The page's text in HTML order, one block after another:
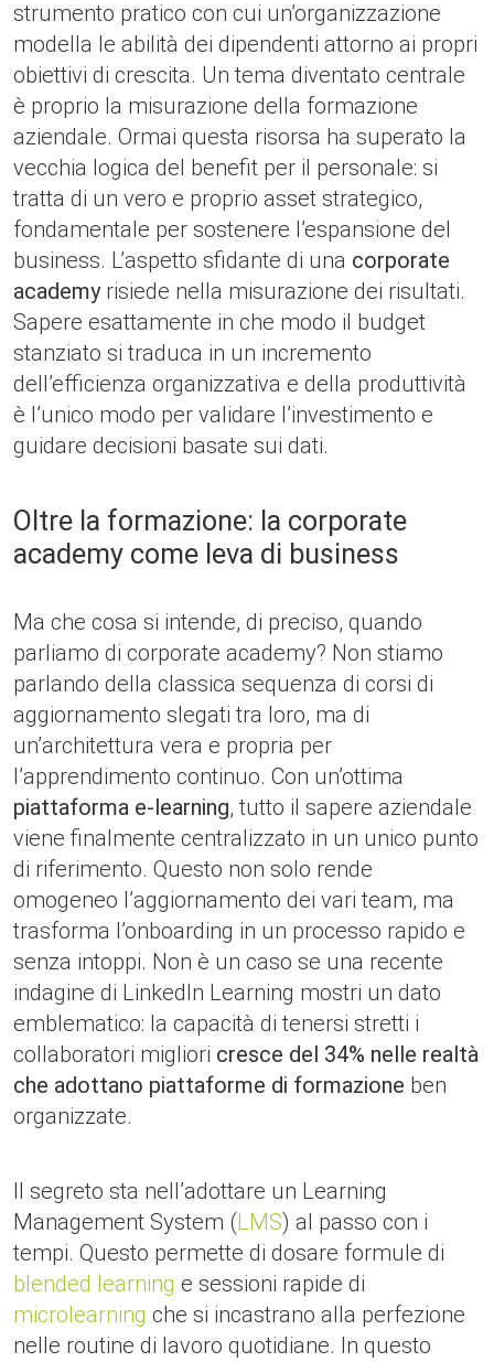
strumento pratico con cui un’organizzazione
modella le abilità dei dipendenti attorno ai propri
obiettivi di crescita. Un tema diventato centrale
è proprio la misurazione della formazione
aziendale. Ormai questa risorsa ha superato la
vecchia logica del benefit per il personale: si
tratta di un vero e proprio asset strategico,
fondamentale per sostenere l’espansione del
business. L’aspetto sfidante di una corporate
academyrisiede nella misurazione dei risultati.
Sapere esattamente in che modo il budget
stanziato si traduca in un incremento
dell’efficienza organizzativa e della produttività
è l’unico modo per validare l’investimento e
guidare decisioni basate sui dati.
Oltre la formazione: la corporate
academy come leva di business
Ma che cosa si intende, di preciso, quando
parliamo di corporate academy? Non stiamo
parlando della classica sequenza di corsi di
aggiornamento slegati tra loro, ma di
un’architettura vera e propria per
l’apprendimento continuo. Con un’ottima
piattaforma e-learning, tutto il sapere aziendale
viene finalmente centralizzato in un unico punto
di riferimento. Questo non solo rende
omogeneo l’aggiornamento dei vari team, ma
trasforma l’onboarding in un processo rapido e
senza intoppi. Non è un caso se una recente
indagine di LinkedIn Learning mostri un dato
emblematico: la capacità di tenersi stretti i
collaboratori migliori cresce del 34% nelle realtà
che adottano piattaforme di formazione ben
organizzate.
Il segreto sta nell’adottare un Learning
Management System (LMS) al passo con i
tempi. Questo permette di dosare formule di
blended learning e sessioni rapide di
microlearning che si incastrano alla perfezione
nelle routine di lavoro quotidiane. In questo